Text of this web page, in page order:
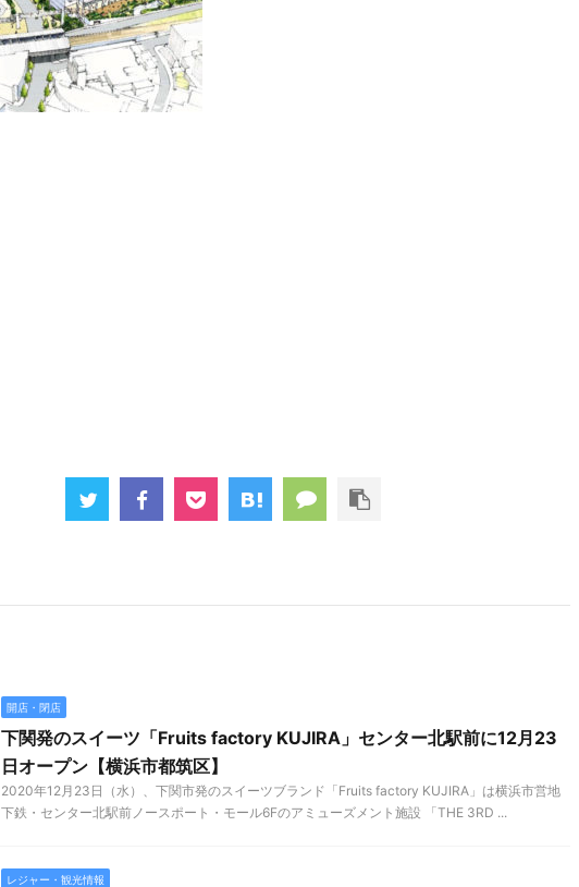
開店・閉店
下関発のスイーツ「Fruits factory KUJIRA」センター北駅前に12月23
日オープン【横浜市都筑区】
2020年12月23日（水）、下関市発のスイーツブランド「Fruits factory KUJIRA」は横浜市営地
下鉄・センター北駅前ノースポート・モール6Fのアミューズメント施設 「THE 3RD ...
レジャー・観光情報